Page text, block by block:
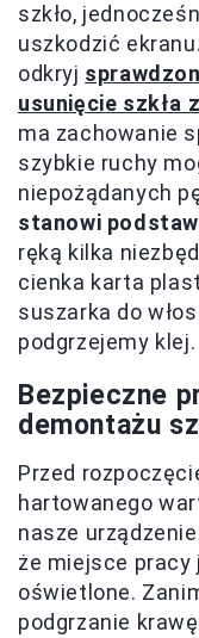
szkło,
uszkodzić
odkryj
usunięcie szkła
ma zachowanie
szybkie ruchy
niepożądanych
stanowi
ręką kilka
cienka karta
suszarka do
podgrzejemy klej.
Bezpieczne
demontażu
Przed
hartowanego
nasze
że miejsce
oświetlone.
podgrzanie